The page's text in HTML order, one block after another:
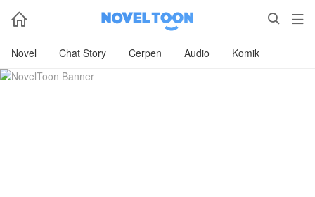
  
Novel Chat Story Cerpen Audio Komik